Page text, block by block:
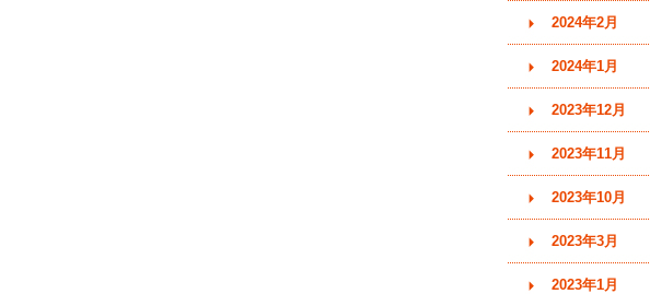
2024年2月
2024年1月
2023年12月
2023年11月
2023年10月
2023年3月
2023年1月